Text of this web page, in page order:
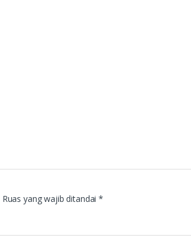
Ruas yang wajib ditandai*